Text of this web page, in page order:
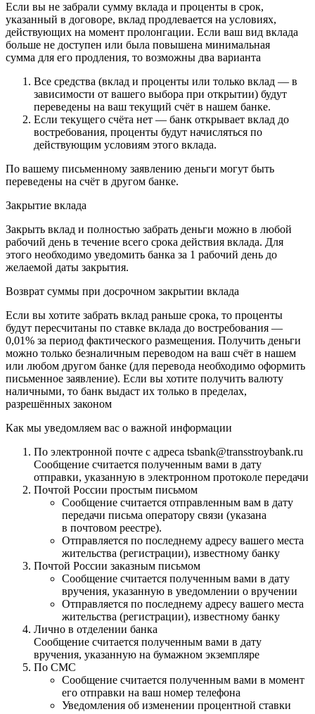
Если вы не забрали сумму вклада и проценты в срок,
указанный в договоре, вклад продлевается на условиях,
действующих на момент пролонгации. Если ваш вид вклада
больше не доступен или была повышена минимальная
сумма для его продления, то возможны два варианта
Все средства (вклад и проценты или только вклад — в
зависимости от вашего выбора при открытии) будут
переведены на ваш текущий счёт в нашем банке.
Если текущего счёта нет — банк открывает вклад до
востребования, проценты будут начисляться по
действующим условиям этого вклада.
По вашему письменному заявлению деньги могут быть
переведены на счёт в другом банке.
Закрытие вклада
Закрыть вклад и полностью забрать деньги можно в любой
рабочий день в течение всего срока действия вклада. Для
этого необходимо уведомить банка за 1 рабочий день до
желаемой даты закрытия.
Возврат суммы при досрочном закрытии вклада
Если вы хотите забрать вклад раньше срока, то проценты
будут пересчитаны по ставке вклада до востребования —
0,01% за период фактического размещения. Получить деньги
можно только безналичным переводом на ваш счёт в нашем
или любом другом банке (для перевода необходимо оформить
письменное заявление). Если вы хотите получить валюту
наличными, то банк выдаст их только в пределах,
разрешённых законом
Как мы уведомляем вас о важной информации
По электронной почте с адреса tsbank@transstroybank.ru
Сообщение считается полученным вами в дату
отправки, указанную в электронном протоколе передачи
Почтой России простым письмом
Сообщение считается отправленным вам в дату
передачи письма оператору связи (указана
в почтовом реестре).
Отправляется по последнему адресу вашего места
жительства (регистрации), известному банку
Почтой России заказным письмом
Сообщение считается полученным вами в дату
вручения, указанную в уведомлении о вручении
Отправляется по последнему адресу вашего места
жительства (регистрации), известному банку
Лично в отделении банка
Сообщение считается полученным вами в дату
вручения, указанную на бумажном экземпляре
По СМС
Сообщение считается полученным вами в момент
его отправки на ваш номер телефона
Уведомления об изменении процентной ставки